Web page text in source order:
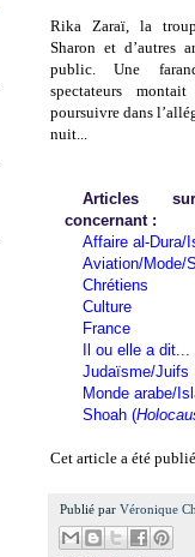
Rika Zaraï, la
Sharon et d’autres
public. Une
spectateurs
poursuivre dans
nuit...
Articles
concernant :
Affaire al-Dura/
Aviation/Mode/
Chrétiens
Culture
France
Il ou elle a dit...
Judaïsme/Juifs
Monde arabe/
Shoah (
Cet article a été
Publié par Véronique